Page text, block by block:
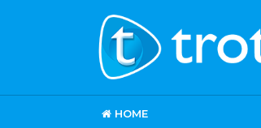
HOME